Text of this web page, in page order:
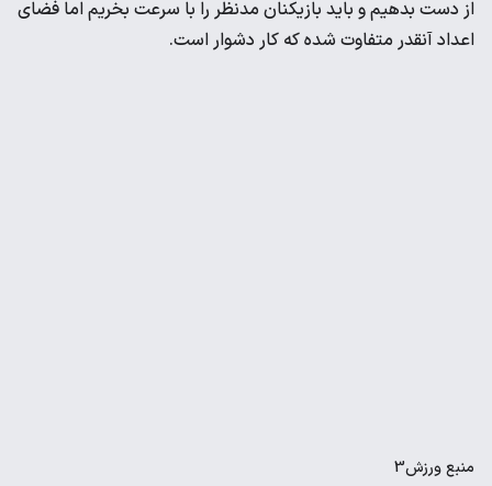
از دست بدهیم و باید بازیکنان مدنظر را با سرعت بخریم اما فضای
اعداد آنقدر متفاوت شده که کار دشوار است.
منبعورزش3